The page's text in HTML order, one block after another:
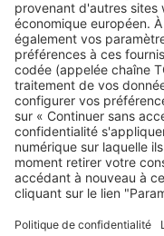
Image
Image